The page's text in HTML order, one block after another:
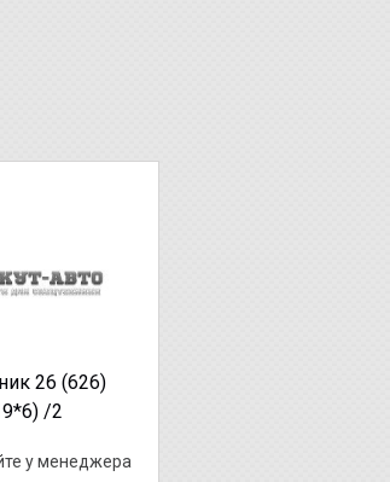
26 (626)
/2
у менеджера